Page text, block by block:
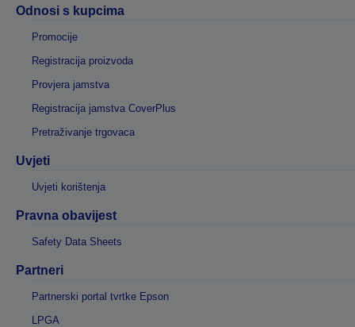
Odnosi s kupcima
Promocije
Registracija proizvoda
Provjera jamstva
Registracija jamstva CoverPlus
Pretraživanje trgovaca
Uvjeti
Uvjeti korištenja
Pravna obavijest
Safety Data Sheets
Partneri
Partnerski portal tvrtke Epson
LPGA